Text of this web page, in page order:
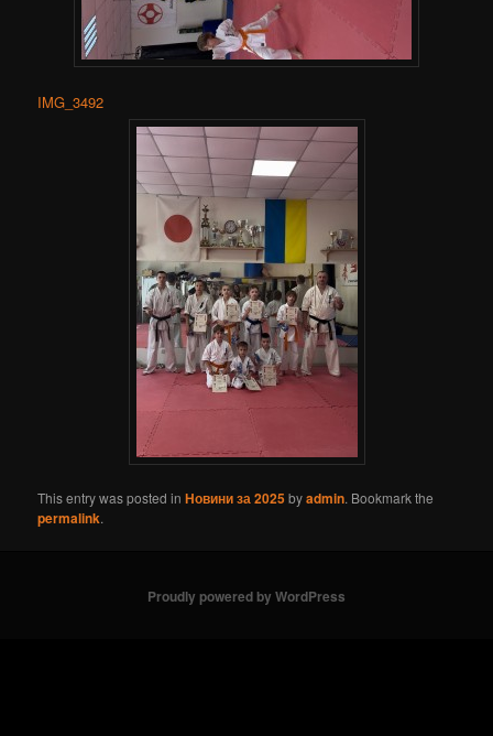
IMG_3492
This entry was posted inНовини за 2025byadmin. Bookmark the
permalink.
Proudly powered by WordPress